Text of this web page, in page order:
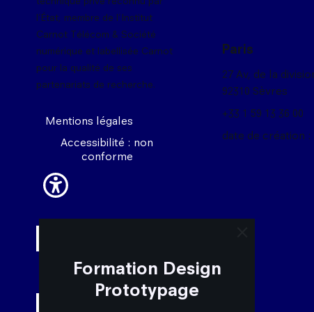
Formation Design
Prototypage
l'État, membre de l'Institut
Carnot Télécom & Société
numérique et labellisée Carnot
pour la qualité de ses
partenariats de recherche.
Mentions légales
Accessibilité : non
conforme
Paris
27 Av, de la
92310 Sèvres
+33 1 59 13 36 00
date de création :